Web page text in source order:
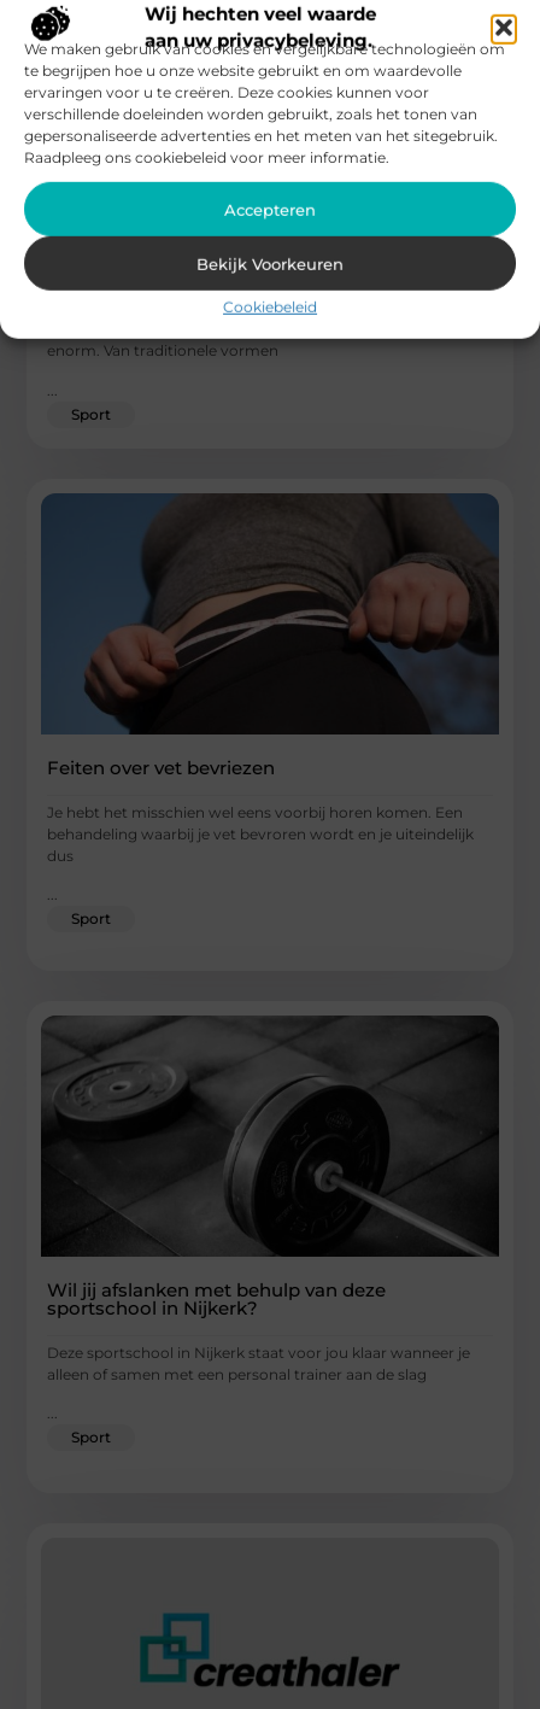
Wij hechten veel waarde
aan uw privacybeleving.
We maken gebruik van cookies en vergelijkbare technologieën om
te begrijpen hoe u onze website gebruikt en om waardevolle
ervaringen voor u te creëren. Deze cookies kunnen voor
verschillende doeleinden worden gebruikt, zoals het tonen van
gepersonaliseerde advertenties en het meten van het sitegebruik.
Raadpleeg ons cookiebeleid voor meer informatie.
Accepteren
Bekijk Voorkeuren
Cookiebeleid
Verken verschillende manieren om te sporten:
van traditioneel tot innovatief
Sporten is een integraal onderdeel geworden van ons
enorm. Van traditionele vormen
Sport
Feiten over vet bevriezen
Je hebt het misschien wel eens voorbij horen komen. Een
behandeling waarbij je vet bevroren wordt en je uiteindelijk
dus
Sport
Wil jij afslanken met behulp van deze
sportschool in Nijkerk?
Deze sportschool in Nijkerk staat voor jou klaar wanneer je
alleen of samen met een personal trainer aan de slag
...
Sport